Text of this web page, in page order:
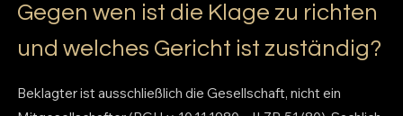
Gegen wen ist die Klage zu richten
und welches Gericht ist zuständig?
Beklagter ist ausschließlich die Gesellschaft, nicht ein